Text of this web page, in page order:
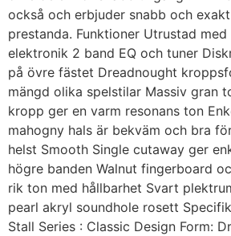
också och erbjuder snabb och
prestanda. Funktioner Utrustad med
elektronik 2 band EQ och tuner
på övre fästet Dreadnought
mängd olika spelstilar Massiv gran
kropp ger en varm resonans ton
mahogny hals är bekväm och bra
helst Smooth Single cutaway ger
högre banden Walnut fingerboard
rik ton med hållbarhet Svart
pearl akryl soundhole rosett
Stall Series : Classic Design Form: